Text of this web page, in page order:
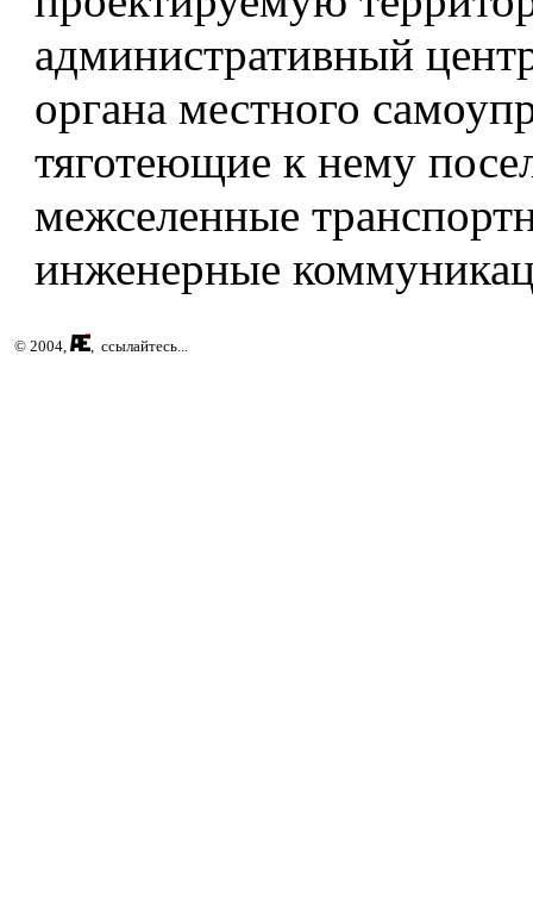
административный
органа местного
тяготеющие к нему
межселенные
инженерные
© 2004, , ссылайтесь...